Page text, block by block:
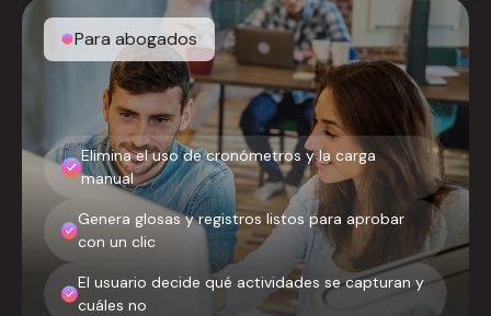
Para abogados
Elimina el uso de cronómetros y la carga
manual
Genera glosas y registros listos para aprobar
con un clic
El usuario decide qué actividades se capturan y
cuáles no